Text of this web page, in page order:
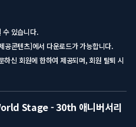
수 있습니다.
콘텐츠]에서 다운로드가 가능합니다.
신 회원에 한하여 제공되며, 회원 탈퇴 시
Stage - 30th 애니버서리